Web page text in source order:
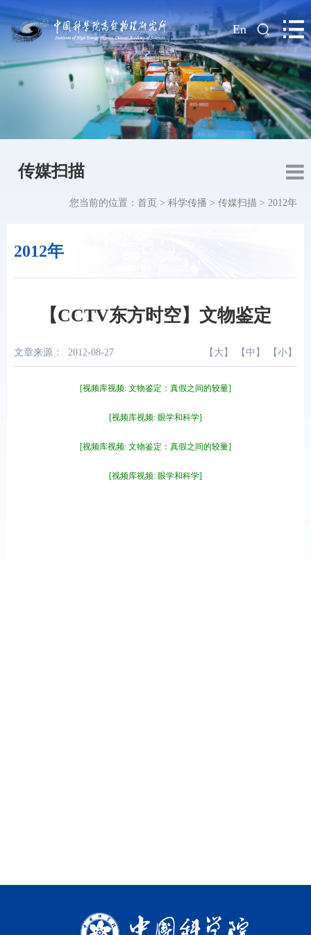
| En
传媒扫描
2012年
您当前的位置： 首页 > 科学传播 > 传媒扫描 > 2012年
【CCTV东方时空】文物鉴定
文章来源： 2012-08-27 【 大 】 【 中 】 【 小 】
[视频库视频: 文物鉴定：真假之间的较量]
[视频库视频: 眼学和科学]
[视频库视频: 文物鉴定：真假之间的较量]
[视频库视频: 眼学和科学]